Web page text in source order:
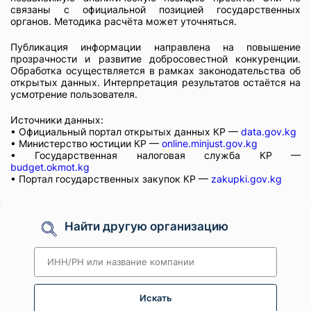
связаны с официальной позицией государственных
органов. Методика расчёта может уточняться.
Публикация информации направлена на повышение
прозрачности и развитие добросовестной конкуренции.
Обработка осуществляется в рамках законодательства об
открытых данных. Интерпретация результатов остаётся на
усмотрение пользователя.
Источники данных:
• Официальный портал открытых данных КР — data.gov.kg
• Министерство юстиции КР — online.minjust.gov.kg
• Государственная налоговая служба КР —
budget.okmot.kg
• Портал государственных закупок КР — zakupki.gov.kg
Найти другую организацию
Искать